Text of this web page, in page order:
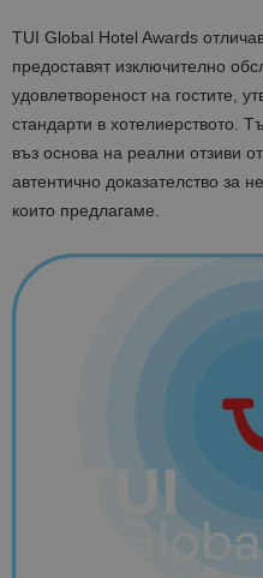
TUI Global Hotel Awards
предоставят изключително
удовлетвореност на гостите,
стандарти в хотелиерството.
въз основа на реални отзиви
автентично доказателство за
които предлагаме.